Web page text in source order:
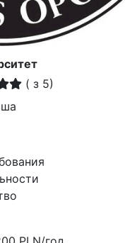
( з 5)